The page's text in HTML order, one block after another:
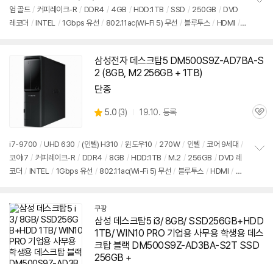
엄 골드 / 커피레이크-R / DDR4 / 4GB / HDD:1TB / SSD / 250GB / DVD
레코더 / INTEL / 1Gbps 유선 / 802.11ac(Wi-Fi 5) 무선 / 블루투스 / HDMI /
기
삼성전자 데스크탑5 DM500S9Z-AD7BA-S
2 (8GB, M2 256GB + 1TB)
단종
별
5.0 (상
3) 19.10. 등록
관
i7-9700 / UHD 630 / (인텔) H310 / 윈도우10 / 270W / 인텔 / 코어 9세대 /
코어i7 / 커피레이크-R / DDR4 / 8GB / HDD:1TB / M.2 / 256GB / DVD 레
코더 / INTEL / 1Gbps 유선 / 802.11ac(Wi-Fi 5) 무선 / 블루투스 / HDMI / D-
쿠팡
삼성 데스크탑5 i3/ 8GB/ SSD256GB+HDD
1TB/ WIN10 PRO 기업용 사무용 학생용 데스
크탑 블랙 DM500S9Z-AD3BA-S2T SSD
256GB +